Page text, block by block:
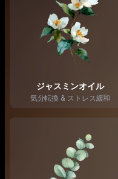
ジャスミンオイル
気分転換 & ストレス緩和